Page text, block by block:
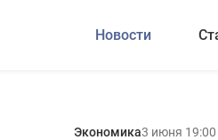
Новости
Экономика3 июня 19:00